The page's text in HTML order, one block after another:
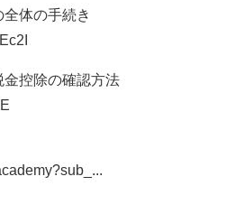
体の手続き
控除の確認方法